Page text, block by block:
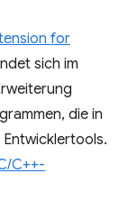
for
sich im
die in
C++-